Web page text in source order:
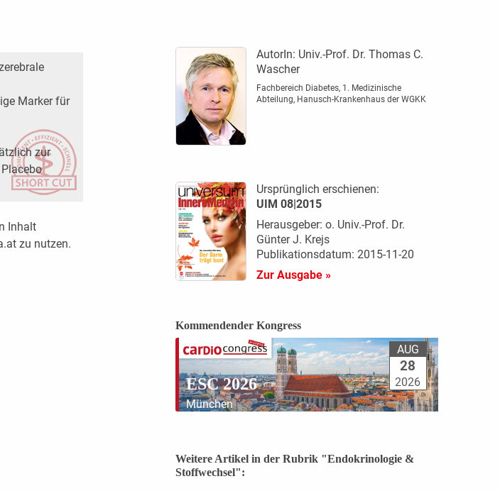
Marker für
zur
Inhalt
zu nutzen.
AutorIn: Univ.-Prof. Dr. Thomas C.
Wascher
Fachbereich Diabetes, 1. Medizinische
Abteilung, Hanusch-Krankenhaus der WGKK
Ursprünglich erschienen:
UIM 08|2015
Herausgeber: o. Univ.-Prof. Dr.
Günter J. Krejs
Publikationsdatum: 2015-11-20
Zur Ausgabe »
Kommendender Kongress
ESC 2026
München
AUG
28
2026
Weitere Artikel in der Rubrik "Endokrinologie &
Stoffwechsel":